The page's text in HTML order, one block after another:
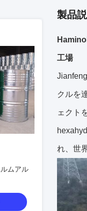
ムアル
製品
工場
クルを
ェクト
れ、世